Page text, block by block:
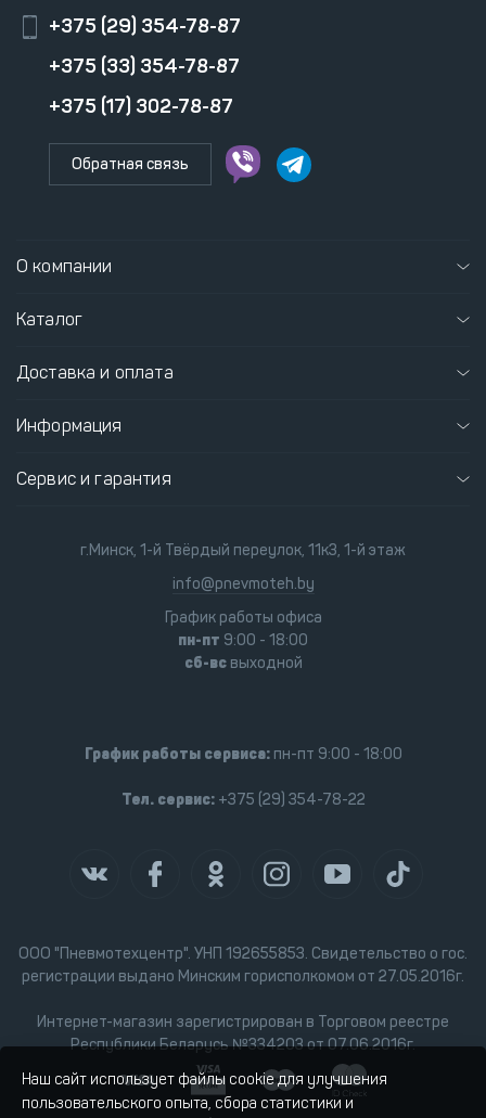
+375 (29) 354-78-87
+375 (33) 354-78-87
+375 (17) 302-78-87
Обратная связь
О компании
Каталог
Доставка и оплата
Информация
Сервис и гарантия
ООО "Пневмотехцентр". УНП 192655853. Свидетельство о гос.
регистрации выдано Минским горисполкомом от 27.05.2016г.
Интернет-магазин зарегистрирован в Торговом реестре
Республики Беларусь №334203 от 07.06.2016г.
г.Минск, 1-й Твёрдый переулок, 11к3, 1-й этаж
info@pnevmoteh.by
График работы офиса
пн-пт 9:00 - 18:00
сб-всвыходной
График работы сервиса:пн-пт 9:00 - 18:00
Тел. сервис:+375 (29) 354-78-22
Наш сайт использует файлы cookie для улучшения
пользовательского опыта, сбора статистики и